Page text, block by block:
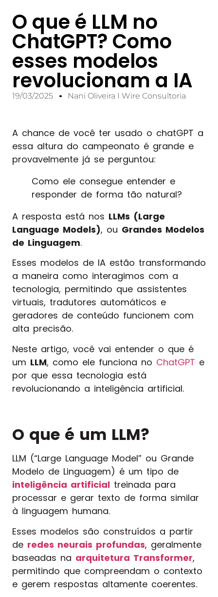
O que é LLM no
ChatGPT? Como
esses modelos
revolucionam a IA
19/03/2025 Nani Oliveira I Wire Consultoria
A chance de você ter usado o chatGPT a
essa altura do campeonato é grande e
provavelmente já se perguntou:
Como ele consegue entender e
responder de forma tão natural?
A resposta está nos LLMs (Large
Language Models), ou Grandes Modelos
de Linguagem.
Esses modelos de IA estão transformando
a maneira como interagimos com a
tecnologia, permitindo que assistentes
virtuais, tradutores automáticos e
geradores de conteúdo funcionem com
alta precisão.
Neste artigo, você vai entender o que é
um LLM, como ele funciona no ChatGPT e
por que essa tecnologia está
revolucionando a inteligência artificial.
O que é um LLM?
LLM (“Large Language Model” ou Grande
Modelo de Linguagem) é um tipo de
inteligência artificial treinada para
processar e gerar texto de forma similar
à linguagem humana.
Esses modelos são construídos a partir
de redes neurais profundas, geralmente
baseadas na arquitetura Transformer,
permitindo que compreendam o contexto
e gerem respostas altamente coerentes.